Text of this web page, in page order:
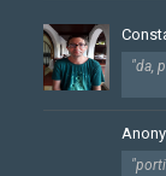
"da,